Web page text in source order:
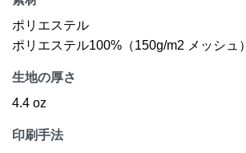
ポリエステル
ポリエステル100%（150g/m2 メッシュ）
生地の厚さ
4.4 oz
印刷手法